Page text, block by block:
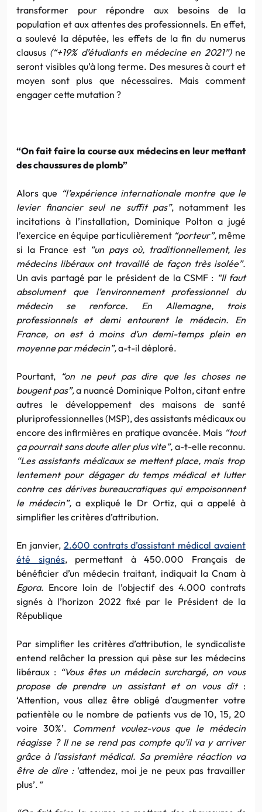
transformer pour répondre aux besoins de la
population et aux attentes des professionnels. En effet,
a soulevé la députée, les effets de la fin du numerus
clausus (“+19% d’étudiants en médecine en 2021”)ne
seront visibles qu’à long terme. Des mesures à court et
moyen sont plus que nécessaires. Mais comment
engager cette mutation ?
“On fait faire la course aux médecins en leur mettant
des chaussures de plomb”
Alors que “l’expérience internationale montre que le
levier financier seul ne suffit pas”, notamment les
incitations à l’installation, Dominique Polton a jugé
l’exercice en équipe particulièrement“porteur”, même
si la France est “un pays où, traditionnellement, les
médecins libéraux ont travaillé de façon très isolée”.
Un avis partagé par le président de la CSMF : “Il faut
absolument que l’environnement professionnel du
médecin se renforce. En Allemagne, trois
professionnels et demi entourent le médecin. En
France, on est à moins d’un demi-temps plein en
moyenne par médecin”,a-t-il déploré.
Pourtant, “on ne peut pas dire que les choses ne
bougent pas”,a nuancé Dominique Polton, citant entre
autres le développement des maisons de santé
pluriprofessionnelles (MSP), des assistants médicaux ou
encore des infirmières en pratique avancée. Mais “tout
ça pourrait sans doute aller plus vite”, a-t-elle reconnu.
“Les assistants médicaux se mettent place, mais trop
lentement pour dégager du temps médical et lutter
contre ces dérives bureaucratiques qui empoisonnent
le médecin”,a expliqué le Dr Ortiz, qui a appelé à
simplifier les critères d’attribution.
En janvier, 2.600 contrats d’assistant médical avaient
été signés, permettant à 450.000 Français de
bénéficier d’un médecin traitant, indiquait la Cnam à
Egora. Encore loin de l’objectif des 4.000 contrats
signés à l’horizon 2022 fixé par le Président de la
République
Par simplifier les critères d’attribution, le syndicaliste
entend relâcher la pression qui pèse sur les médecins
libéraux : “Vous êtes un médecin surchargé, on vous
propose de prendre un assistant et on vous dit :
‘Attention, vous allez être obligé d’augmenter votre
patientèle ou le nombre de patients vus de 10, 15, 20
voire 30%’.
Comment voulez-vous que le médecin
réagisse ? Il ne se rend pas compte qu’il va y arriver
grâce à l’assistant médical. Sa première réaction va
être de dire :‘attendez, moi je ne peux pas travailler
plus’. “